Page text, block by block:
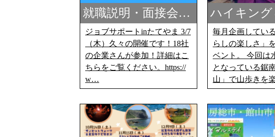
就職説明・面接会…
ジョブサポートinたてやま 3/7
（木）久々の開催です！18社
の企業さんが参加！詳細はこ
ちらをご覧ください。https://
w…
ハイキン
毎月企画してい
らしの楽しさ」
ベント。 今回は
となっている鋸
山」で山歩きを